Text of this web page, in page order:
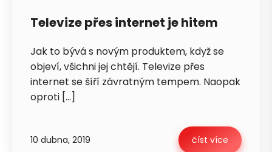
Televize přes internet je hitem
Jak to bývá s novým produktem, když se
objeví, všichni jej chtějí. Televize přes
internet se šíří závratným tempem. Naopak
oproti […]
10 dubna, 2019 číst více